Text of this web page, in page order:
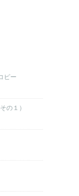
ピー
の１）